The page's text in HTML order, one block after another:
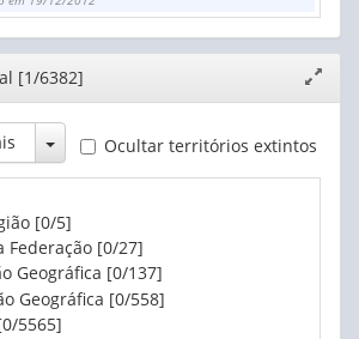
empregado(a) doméstico(a)
janela
[1/6382]
Toggle Dropdown
Ocultar territórios extintos
[0/5]
Federação [0/27]
Geográfica [0/137]
Geográfica [0/558]
5565]